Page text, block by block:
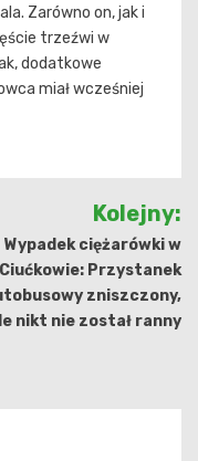
Zarówno on, jak i
trzeźwi w
dodatkowe
miał wcześniej
Kolejny:
Wypadek ciężarówki w
Ciućkowie: Przystanek
zniszczony,
nikt nie został ranny